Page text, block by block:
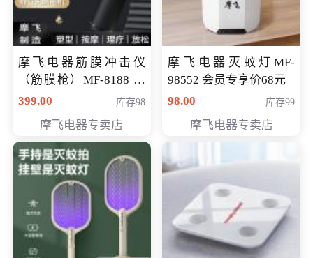
摩飞电器筋膜冲击仪
（筋膜枪）MF-8188 会
员专享价268元
399.00 库存98
摩飞电器专卖店
摩飞电器灭蚊灯MF-
98552 会员专享价68元
98.00
库存99
摩飞电器专卖店